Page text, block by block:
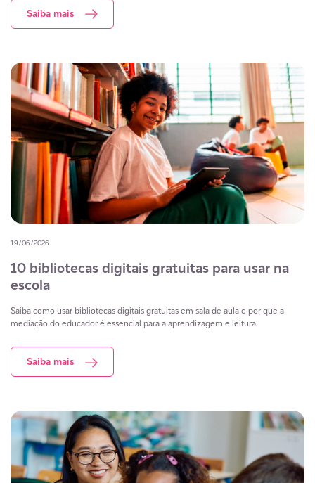
Saiba mais
19/06/2026
10 bibliotecas digitais gratuitas para usar na
escola
Saiba como usar bibliotecas digitais gratuitas em sala de aula e por que a
mediação do educador é essencial para a aprendizagem e leitura
Saiba mais